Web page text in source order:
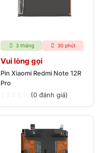
3 tháng 30 phút
Vui lòng gọi
Pin Xiaomi Redmi Note 12R
Pro
(0 đánh giá)